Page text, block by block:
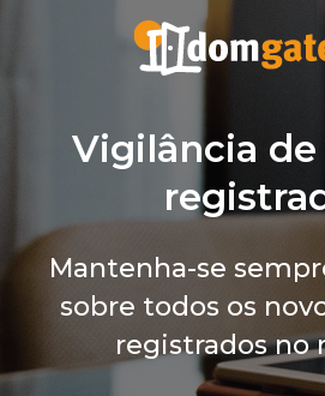
Vigilância
Mantenha-se
sobre todos os
registrados no